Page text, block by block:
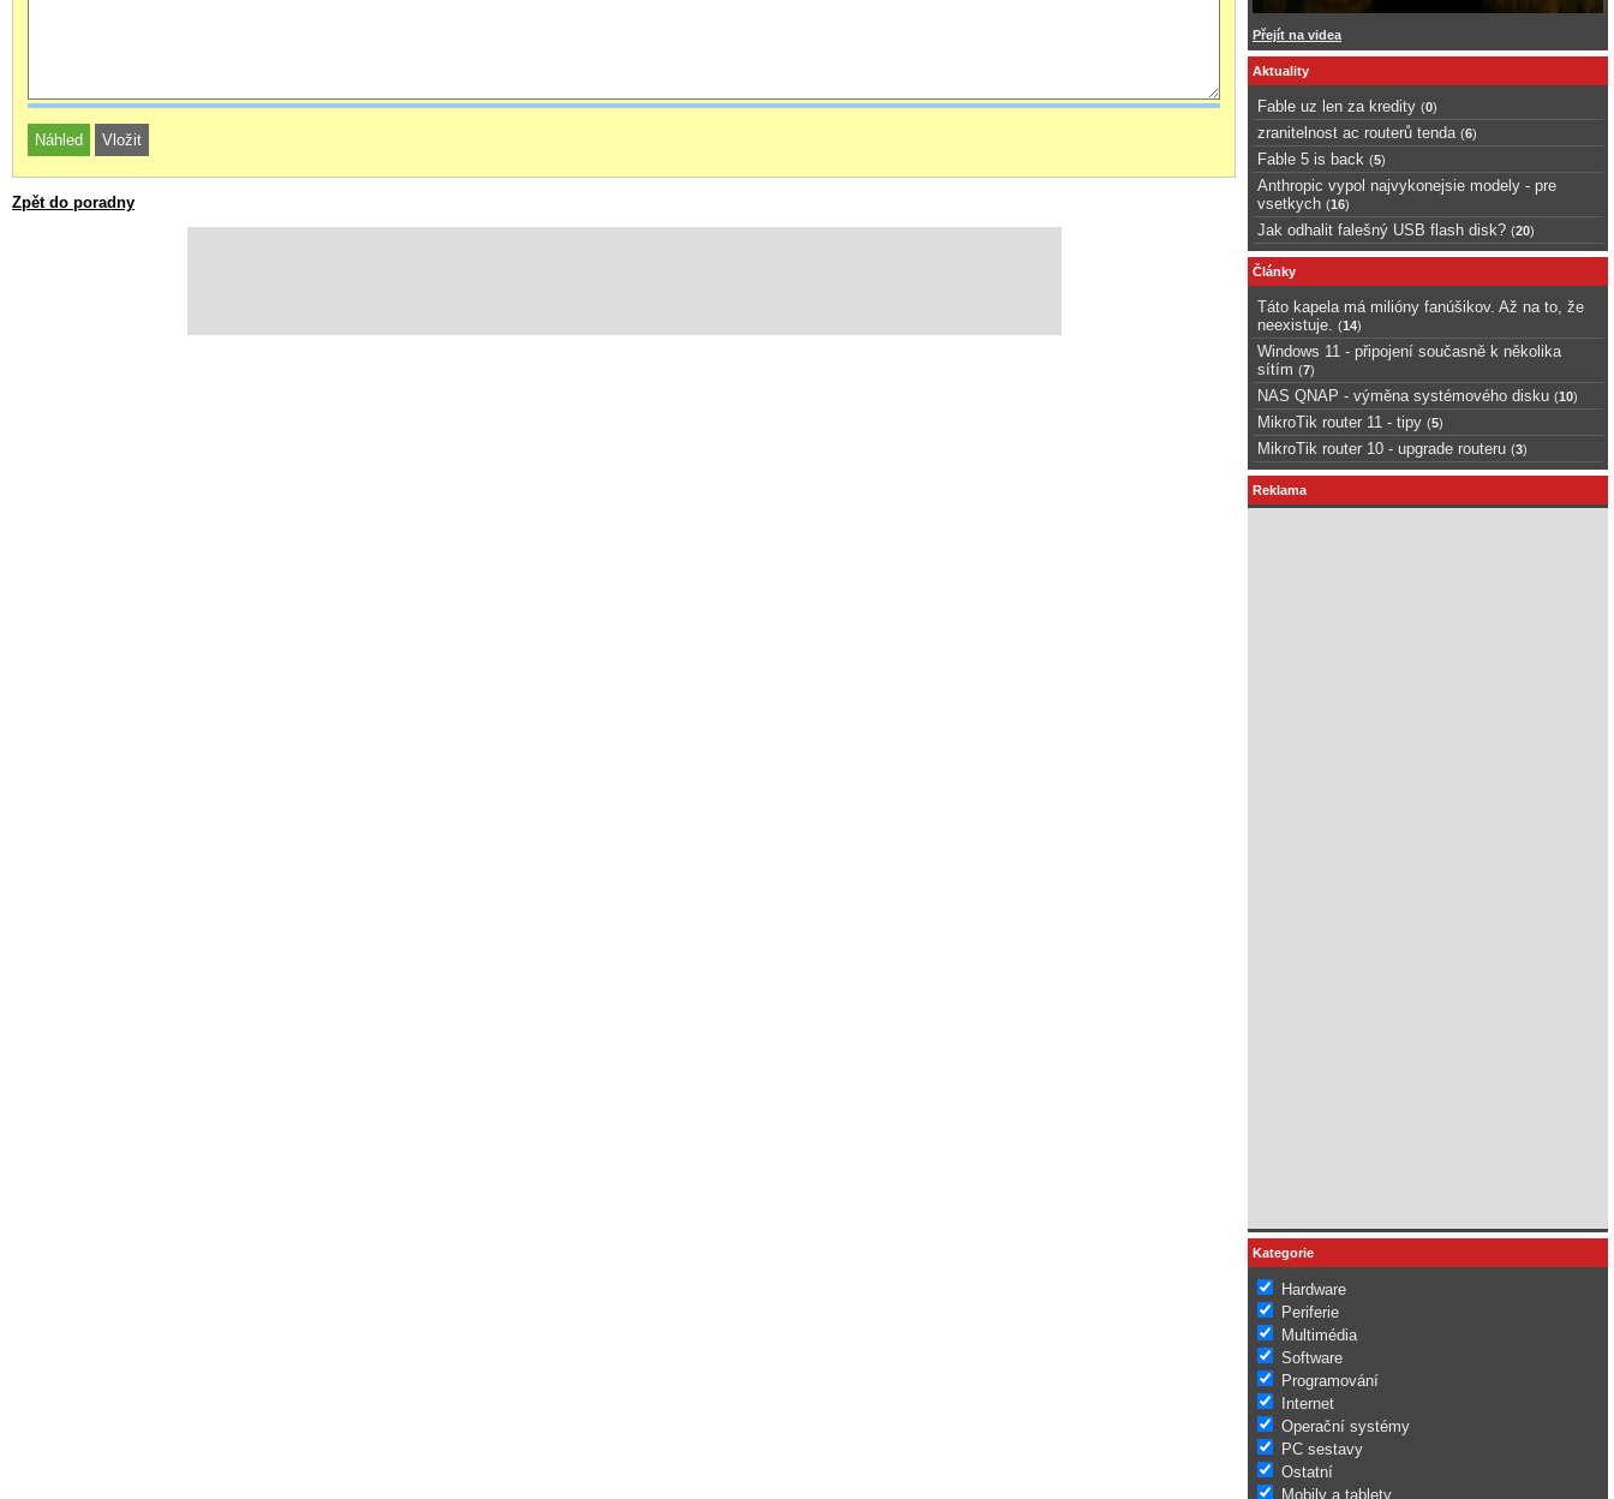
Zpět do poradny
Přejít na videa
Aktuality
Fable uz len za kredity (0)
zranitelnost ac routerů tenda (6)
Fable 5 is back (5)
Anthropic vypol najvykonejsie modely - pre
vsetkych (16)
Jak odhalit falešný USB flash disk? (20)
Články
Táto kapela má milióny fanúšikov. Až na to, že
neexistuje.
(14)
Windows 11 - připojení současně k několika
sítím (7)
NAS QNAP - výměna systémového disku (10)
MikroTik router 11 - tipy (5)
MikroTik router 10 - upgrade routeru (3)
Reklama
Kategorie
Hardware
Periferie
Multimédia
Software
Programování
Internet
Operační systémy
PC sestavy
Ostatní
Mobily a tablety